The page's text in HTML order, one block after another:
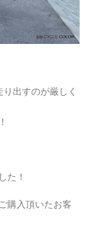
出すのが厳しく
た！
購入頂いたお客